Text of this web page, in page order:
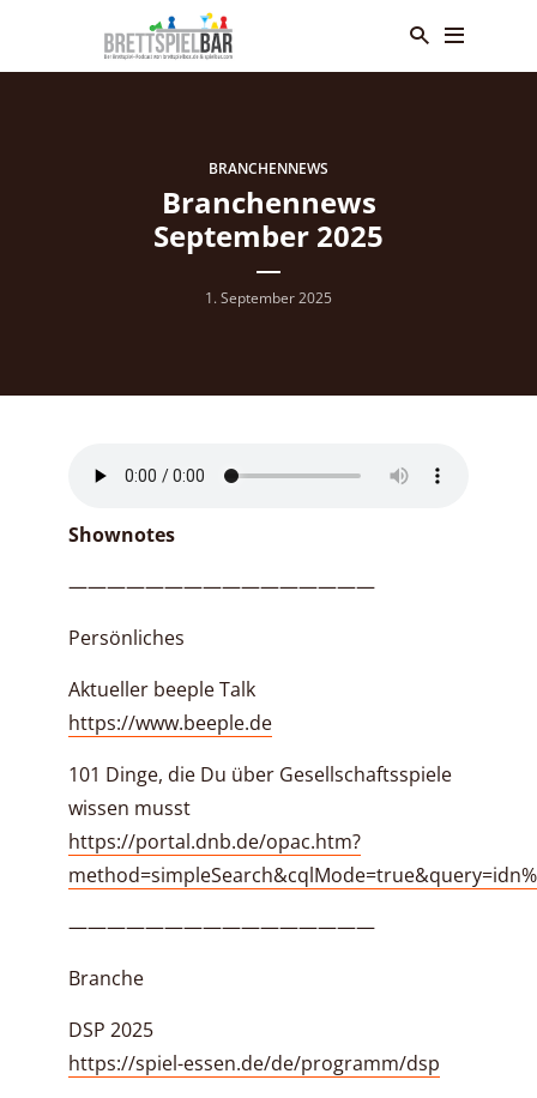
BRANCHENNEWS
Branchennews
September 2025
1. September 2025
Shownotes
————————————————
Persönliches
Aktueller beeple Talk
https://www.beeple.de
101 Dinge, die Du über Gesellschaftsspiele
wissen musst
https://portal.dnb.de/opac.htm?
————————————————
Branche
DSP 2025
https://spiel-essen.de/de/programm/dsp